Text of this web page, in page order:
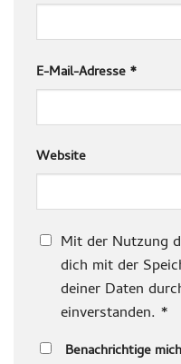
E-Mail-Adresse *
Website
Mit der Nutzung
dich mit der
deiner Daten
einverstanden. *
Benachrichtige